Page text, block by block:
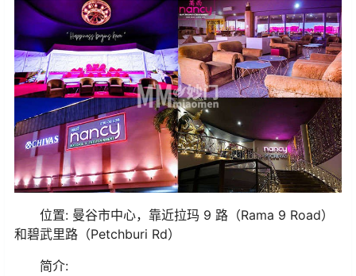
位置: 曼谷市中心，靠近拉玛 9 路（Rama 9 Road）
和碧武里路（Petchburi Rd）
简介: